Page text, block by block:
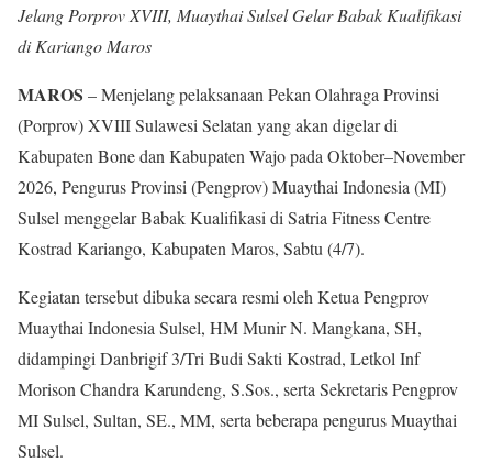
Jelang Porprov XVIII, Muaythai Sulsel Gelar Babak Kualifikasi
di Kariango Maros
MAROS – Menjelang pelaksanaan Pekan Olahraga Provinsi
(Porprov) XVIII Sulawesi Selatan yang akan digelar di
Kabupaten Bone dan Kabupaten Wajo pada Oktober–November
2026, Pengurus Provinsi (Pengprov) Muaythai Indonesia (MI)
Sulsel menggelar Babak Kualifikasi di Satria Fitness Centre
Kostrad Kariango, Kabupaten Maros, Sabtu (4/7).
Kegiatan tersebut dibuka secara resmi oleh Ketua Pengprov
Muaythai Indonesia Sulsel, HM Munir N. Mangkana, SH,
didampingi Danbrigif 3/Tri Budi Sakti Kostrad, Letkol Inf
Morison Chandra Karundeng, S.Sos., serta Sekretaris Pengprov
MI Sulsel, Sultan, SE., MM, serta beberapa pengurus Muaythai
Sulsel.